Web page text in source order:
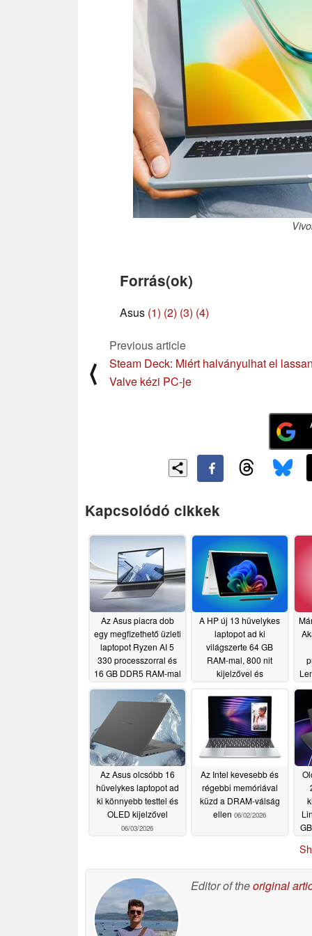
Forrás(ok)
Asus (1) (2) (3) (4)
⟨
Previous article
Steam Deck: Miért halványulhat el
Valve kézi PC-je
Kapcsolódó cikkek
Az Asus piacra dob
egy megfizethető üzleti
laptopot Ryzen AI 5
330 processzorral és
16 GB DDR5 RAM-mal
06/17/2026
A HP új 13 hüvelykes
laptopot ad ki
világszerte 64 GB
RAM-mal, 800 nit
kijelzővel és
06/04/2026
Az Asus olcsóbb 16
hüvelykes laptopot ad
ki könnyebb testtel és
OLED kijelzővel
06/03/2026
Az Intel kevesebb és
régebbi memóriával
küzd a DRAM-válság
ellen 06/02/2026
Editor of theoriginal